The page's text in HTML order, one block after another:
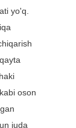
yo'q.
oson
juda